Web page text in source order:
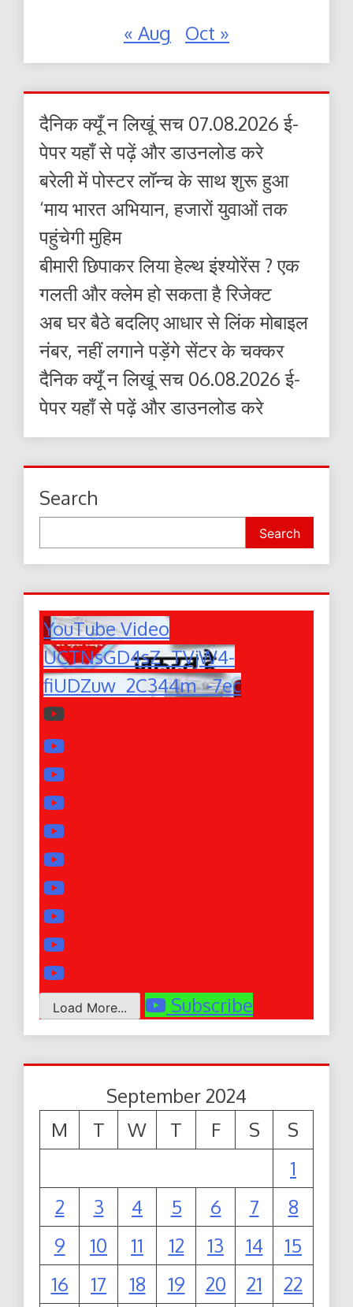
« Aug Oct »
दैनिक क्यूँ न लिखूं सच 07.08.2026 ई-
पेपर यहाँ से पढ़ें और डाउनलोड करे
बरेली में पोस्टर लॉन्च के साथ शुरू हुआ
‘माय भारत अभियान, हजारों युवाओं तक
पहुंचेगी मुहिम
बीमारी छिपाकर लिया हेल्थ इंश्योरेंस ? एक
गलती और क्लेम हो सकता है रिजेक्ट
अब घर बैठे बदलिए आधार से लिंक मोबाइल
नंबर, नहीं लगाने पड़ेंगे सेंटर के चक्कर
दैनिक क्यूँ न लिखूं सच 06.08.2026 ई-
पेपर यहाँ से पढ़ें और डाउनलोड करे
Search
Search
YouTube Video
UCTNsGD4sZ_TVjW4-
fiUDZuw_2C344m_-7ec
Load More... Subscribe
September 2024
M
T W T F S
S
1
2
3 4 5 6 7
8
9
10 11 12 13 14
15
16
17 18 19 20 21 22